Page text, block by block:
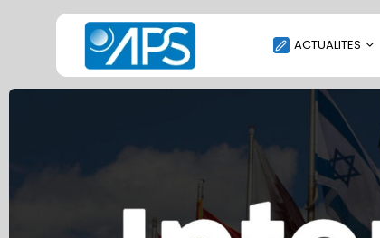
ACTUALITES
POLITIQUE
ÉCONOMIE
CULTURE
SPORT